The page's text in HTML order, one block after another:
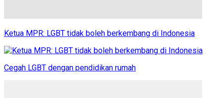
Ketua MPR: LGBT tidak boleh berkembang di Indonesia
Cegah LGBT dengan pendidikan rumah